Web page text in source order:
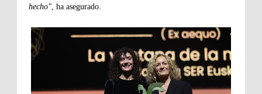
hecho", ha asegurado.